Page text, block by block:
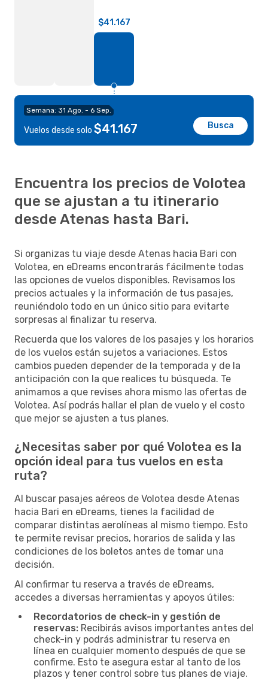
Semana: 31 Ago. - 6 Sep.
Vuelos desde solo $41.167 Busca
$41.167
Encuentra los precios de Volotea
que se ajustan a tu itinerario
desde Atenas hasta Bari.
Si organizas tu viaje desde Atenas hacia Bari con
Volotea, en eDreams encontrarás fácilmente todas
las opciones de vuelos disponibles. Revisamos los
precios actuales y la información de tus pasajes,
reuniéndolo todo en un único sitio para evitarte
sorpresas al finalizar tu reserva.
Recuerda que los valores de los pasajes y los horarios
de los vuelos están sujetos a variaciones. Estos
cambios pueden depender de la temporada y de la
anticipación con la que realices tu búsqueda. Te
animamos a que revises ahora mismo las ofertas de
Volotea. Así podrás hallar el plan de vuelo y el costo
que mejor se ajusten a tus planes.
¿Necesitas saber por qué Volotea es la
opción ideal para tus vuelos en esta
ruta?
Al buscar pasajes aéreos de Volotea desde Atenas
hacia Bari en eDreams, tienes la facilidad de
comparar distintas aerolíneas al mismo tiempo. Esto
te permite revisar precios, horarios de salida y las
condiciones de los boletos antes de tomar una
decisión.
Al confirmar tu reserva a través de eDreams,
accedes a diversas herramientas y apoyos útiles:
Recordatorios de check-in y gestión de
reservas: Recibirás avisos importantes antes del
check-in y podrás administrar tu reserva en
línea en cualquier momento después de que se
confirme. Esto te asegura estar al tanto de los
plazos y tener control sobre tus planes de viaje.